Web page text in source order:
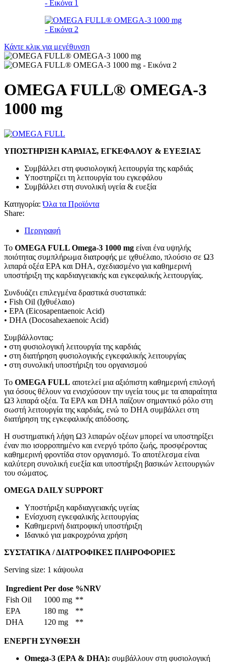
Κάντε κλικ για μεγέθυνση
OMEGA FULL® OMEGA-3
1000 mg
ΥΠΟΣΤΗΡΙΞΗ ΚΑΡΔΙΑΣ, ΕΓΚΕΦΑΛΟΥ & ΕΥΕΞΙΑΣ
Συμβάλλει στη φυσιολογική λειτουργία της καρδιάς
Υποστηρίζει τη λειτουργία του εγκεφάλου
Συμβάλλει στη συνολική υγεία & ευεξία
Κατηγορία: Όλα τα Προϊόντα
Share:
Περιγραφή
Το OMEGA FULL Omega-3 1000 mg είναι ένα υψηλής
ποιότητας συμπλήρωμα διατροφής με ιχθυέλαιο, πλούσιο σε Ω3
λιπαρά οξέα EPA και DHA, σχεδιασμένο για καθημερινή
υποστήριξη της καρδιαγγειακής και εγκεφαλικής λειτουργίας.
Συνδυάζει επιλεγμένα δραστικά συστατικά:
• Fish Oil (Ιχθυέλαιο)
• EPA (Eicosapentaenoic Acid)
• DHA (Docosahexaenoic Acid)
Συμβάλλοντας:
• στη φυσιολογική λειτουργία της καρδιάς
• στη διατήρηση φυσιολογικής εγκεφαλικής λειτουργίας
• στη συνολική υποστήριξη του οργανισμού
Το OMEGA FULL αποτελεί μια αξιόπιστη καθημερινή επιλογή
για όσους θέλουν να ενισχύσουν την υγεία τους με τα απαραίτητα
Ω3 λιπαρά οξέα. Τα EPA και DHA παίζουν σημαντικό ρόλο στη
σωστή λειτουργία της καρδιάς, ενώ το DHA συμβάλλει στη
διατήρηση της εγκεφαλικής απόδοσης.
Η συστηματική λήψη Ω3 λιπαρών οξέων μπορεί να υποστηρίξει
έναν πιο ισορροπημένο και ενεργό τρόπο ζωής, προσφέροντας
καθημερινή φροντίδα στον οργανισμό. Το αποτέλεσμα είναι
καλύτερη συνολική ευεξία και υποστήριξη βασικών λειτουργιών
του σώματος.
OMEGA DAILY SUPPORT
Υποστήριξη καρδιαγγειακής υγείας
Ενίσχυση εγκεφαλικής λειτουργίας
Καθημερινή διατροφική υποστήριξη
Ιδανικό για μακροχρόνια χρήση
ΣΥΣΤΑΤΙΚΑ / ΔΙΑΤΡΟΦΙΚΕΣ ΠΛΗΡΟΦΟΡΙΕΣ
Serving size: 1 κάψουλα
Ingredient Per dose %NRV
Fish Oil
1000 mg **
EPA
180 mg
**
DHA
120 mg **
ΕΝΕΡΓΗ ΣΥΝΘΕΣΗ
Omega-3 (EPA & DHA): συμβάλλουν στη φυσιολογική